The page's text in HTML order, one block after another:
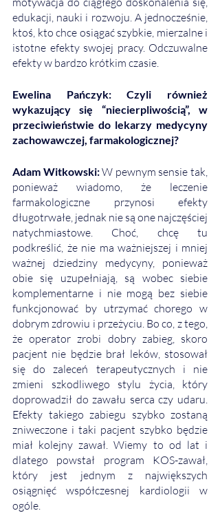
edukacji, nauki i rozwoju. A jednocześnie,
ktoś, kto chce osiągać szybkie, mierzalne i
istotne efekty swojej pracy. Odczuwalne
efekty w bardzo krótkim czasie.
Ewelina Pańczyk: Czyli również
wykazujący się “niecierpliwością”, w
przeciwieństwie do lekarzy medycyny
zachowawczej, farmakologicznej?
Adam Witkowski: W pewnym sensie tak,
ponieważ wiadomo, że leczenie
farmakologiczne przynosi efekty
długotrwałe, jednak nie są one najczęściej
natychmiastowe. Choć, chcę tu
podkreślić, że nie ma ważniejszej i mniej
ważnej dziedziny medycyny, ponieważ
obie się uzupełniają, są wobec siebie
komplementarne i nie mogą bez siebie
funkcjonować by utrzymać chorego w
dobrym zdrowiu i przeżyciu. Bo co, z tego,
że operator zrobi dobry zabieg, skoro
pacjent nie będzie brał leków, stosował
się do zaleceń terapeutycznych i nie
zmieni szkodliwego stylu życia, który
doprowadził do zawału serca czy udaru.
Efekty takiego zabiegu szybko zostaną
zniweczone i taki pacjent szybko będzie
miał kolejny zawał. Wiemy to od lat i
dlatego powstał program KOS-zawał,
który jest jednym z największych
osiągnięć współczesnej kardiologii w
ogóle.